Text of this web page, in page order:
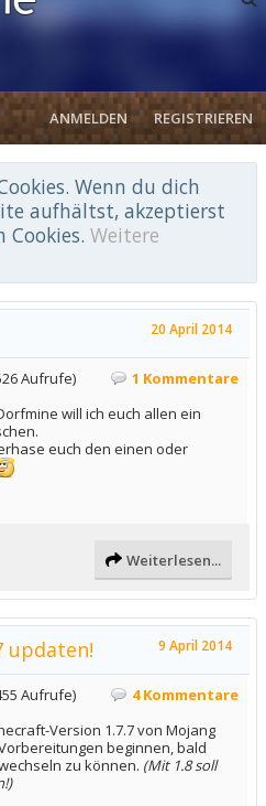
ANMELDEN REGISTRIEREN
Wenn du dich
aufhältst, akzeptierst
Cookies. Weitere
20 April 2014
Aufrufe)
1 Kommentare
will ich euch allen ein
euch den einen oder
Weiterlesen...
9 April 2014
updaten!
Aufrufe)
4 Kommentare
Version 1.7.7 von Mojang
beginnen, bald
zu können. (Mit 1.8 soll